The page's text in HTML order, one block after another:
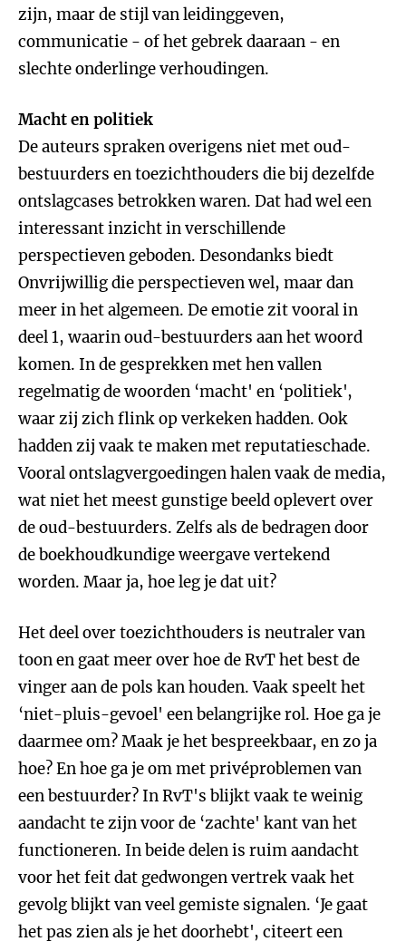
zijn, maar de stijl van leidinggeven,
communicatie - of het gebrek daaraan - en
slechte onderlinge verhoudingen.
Macht en politiek
De auteurs spraken overigens niet met oud-
bestuurders en toezichthouders die bij dezelfde
ontslagcases betrokken waren. Dat had wel een
interessant inzicht in verschillende
perspectieven geboden. Desondanks biedt
Onvrijwillig die perspectieven wel, maar dan
meer in het algemeen. De emotie zit vooral in
deel 1, waarin oud-bestuurders aan het woord
komen. In de gesprekken met hen vallen
regelmatig de woorden ‘macht' en ‘politiek',
waar zij zich flink op verkeken hadden. Ook
hadden zij vaak te maken met reputatieschade.
Vooral ontslagvergoedingen halen vaak de media,
wat niet het meest gunstige beeld oplevert over
de oud-bestuurders. Zelfs als de bedragen door
de boekhoudkundige weergave vertekend
worden. Maar ja, hoe leg je dat uit?
Het deel over toezichthouders is neutraler van
toon en gaat meer over hoe de RvT het best de
vinger aan de pols kan houden. Vaak speelt het
‘niet-pluis-gevoel' een belangrijke rol. Hoe ga je
daarmee om? Maak je het bespreekbaar, en zo ja
hoe? En hoe ga je om met privéproblemen van
een bestuurder? In RvT's blijkt vaak te weinig
aandacht te zijn voor de ‘zachte' kant van het
functioneren. In beide delen is ruim aandacht
voor het feit dat gedwongen vertrek vaak het
gevolg blijkt van veel gemiste signalen. ‘Je gaat
het pas zien als je het doorhebt', citeert een